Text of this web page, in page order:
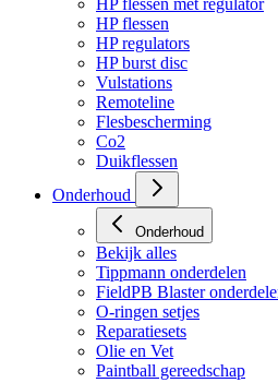
Bekijk alles
HP flessen met regulator
HP flessen
HP regulators
HP burst disc
Vulstations
Remoteline
Flesbescherming
Co2
Duikflessen
Onderhoud
Onderhoud
Bekijk alles
Tippmann onderdelen
FieldPB Blaster onderdelen
O-ringen setjes
Reparatiesets
Olie en Vet